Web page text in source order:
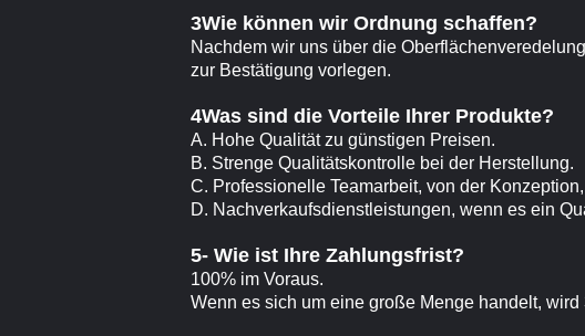
3Wie können wir Ordnung schaffen?
Nachdem wir uns über die
zur Bestätigung vorlegen.
4Was sind die Vorteile Ihrer Produkte?
A. Hohe Qualität zu günstigen Preisen.
B. Strenge Qualitätskontrolle bei der Herstellung.
C. Professionelle Teamarbeit, von der
D. Nachverkaufsdienstleistungen, wenn es ein
5- Wie ist Ihre Zahlungsfrist?
100% im Voraus.
Wenn es sich um eine große Menge handelt,